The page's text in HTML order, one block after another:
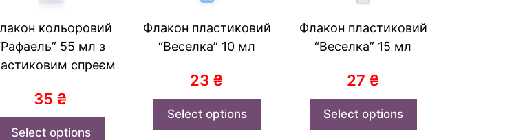
кольоровий
55 мл з
спреєм
35 ₴
Select options
Флакон пластиковий
“Веселка” 10 мл
23 ₴
Select options
Флакон пластиковий
“Веселка” 15 мл
27 ₴
Select options